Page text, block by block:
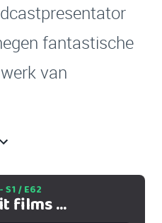
fantastische
van